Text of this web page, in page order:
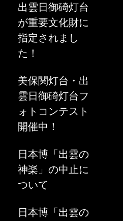
出雲日御碕灯台
が重要文化財に
指定されまし
た！
美保関灯台・出
雲日御碕灯台フ
ォトコンテスト
開催中！
日本博「出雲の
神楽」の中止に
ついて
日本博「出雲の